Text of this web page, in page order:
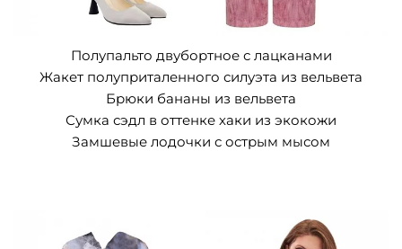
Полупальто двубортное с лацканами
Жакет полуприталенного силуэта из вельвета
Брюки бананы из вельвета
Сумка сэдл в оттенке хаки из экокожи
Замшевые лодочки с острым мысом